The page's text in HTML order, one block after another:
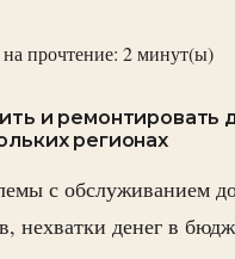
прочтение: 2минут(ы)
и ремонтировать
регионах
с обслуживанием
нехватки денег в